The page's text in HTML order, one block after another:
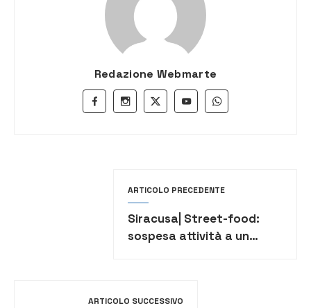
Redazione Webmarte
ARTICOLO PRECEDENTE
Siracusa| Street-food:
sospesa attività a un
ARTICOLO SUCCESSIVO